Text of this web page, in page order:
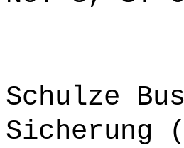
Schulze
Sicherung